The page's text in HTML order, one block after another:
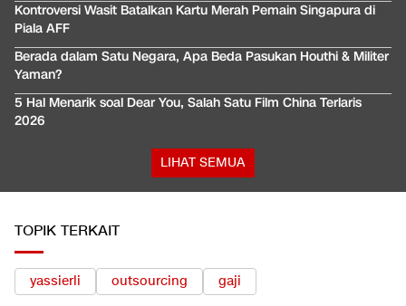
Kontroversi Wasit Batalkan Kartu Merah Pemain Singapura di
Piala AFF
Berada dalam Satu Negara, Apa Beda Pasukan Houthi & Militer
Yaman?
5 Hal Menarik soal Dear You, Salah Satu Film China Terlaris
2026
LIHAT SEMUA
TOPIK TERKAIT
yassierli outsourcing gaji